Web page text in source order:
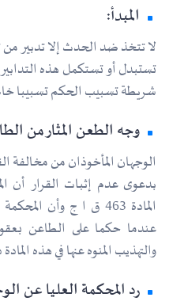
المبدأ:
لا تتخذ ضد الحدث إلا تدبير من
تستبدل أو تستكمل هذه
شريطة تسبيب الحكم تسبيبا
وجه الطعن المثار من
الوجهان المأخوذان من مخالفة
بدعوى عدم إثبات القرار أن
عندما حكما على الطاعن
والتهذيب المنوه عنها في هذه
رد المحكمة العليا عن